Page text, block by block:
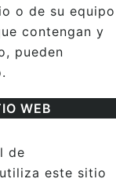
o de su equipo
contengan y
pueden
WEB
de
este sitio